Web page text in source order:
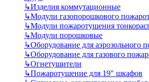
↳Изделия коммутационные
↳Модули газопорошкового
↳Модули пожаротушения
↳Модули порошковые
↳Оборудование для аэрозольного
↳Оборудование для газового
↳Огнетушители
↳Пожаротушение для 19" шкафов